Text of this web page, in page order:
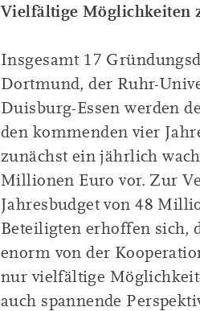
Vielfältige Möglichkeiten
Insgesamt 17
Dortmund, der Ruhr-
Duisburg-Essen werden
den kommenden vier
zunächst ein jährlich
Millionen Euro vor. Zur
Jahresbudget von 48
Beteiligten erhoffen sich,
enorm von der
nur vielfältige
auch spannende